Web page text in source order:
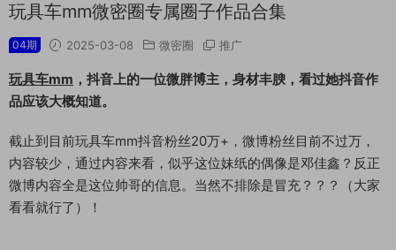
玩具车mm微密圈专属圈子作品合集
04期 2025-03-08 微密圈 推广
玩具车mm ，抖音上的一位微胖博主，身材丰腴，看过她抖音作
品应该大概知道。
截止到目前玩具车mm抖音粉丝20万+，微博粉丝目前不过万，
内容较少，通过内容来看，似乎这位妹纸的偶像是邓佳鑫？反正
微博内容全是这位帅哥的信息。当然不排除是冒充？？？（大家
看看就行了）！